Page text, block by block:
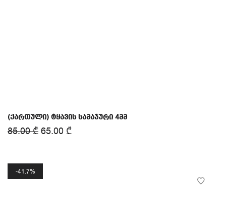
(ქართული) ტყავის სამაჯური 4მმ
85.00₾ 65.00 ₾
41.7%